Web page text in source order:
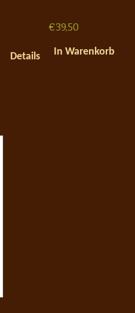
€39,50
Details In Warenkorb